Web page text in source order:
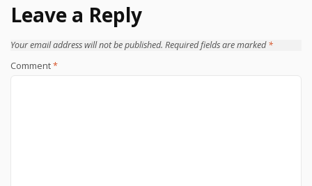
Leave a Reply
Your email address will not be published. Required fields are marked*
Comment*